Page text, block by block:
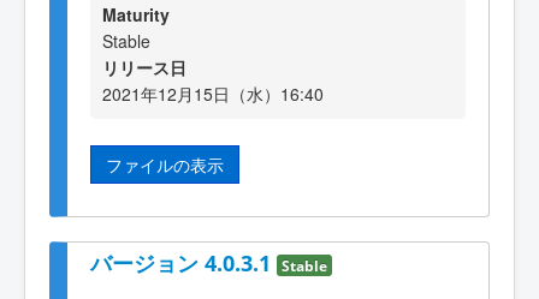
Maturity
Stable
リリース日
2021年12月15日（水）16:40
ファイルの表示
バージョン 4.0.3.1 Stable